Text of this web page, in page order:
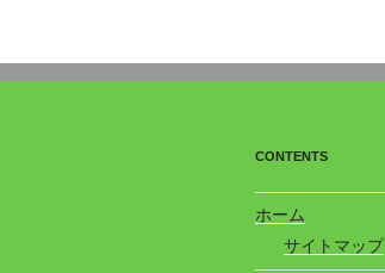
CONTENTS
ホーム
サイトマップ